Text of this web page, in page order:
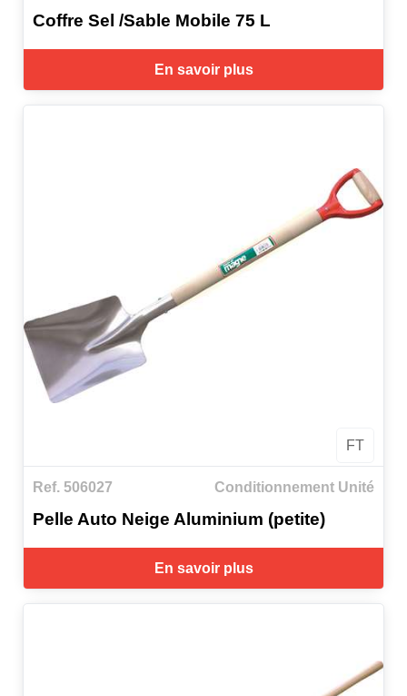
Coffre Sel /Sable Mobile 75 L
En savoir plus
FT
Ref. 506027 Conditionnement Unité
Pelle Auto Neige Aluminium (petite)
En savoir plus